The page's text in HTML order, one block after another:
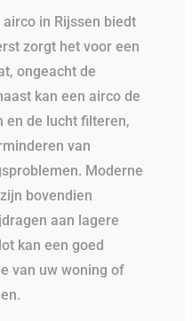
in Rijssen biedt
zorgt het voor een
ongeacht de
kan een airco de
en de lucht filteren,
van
Moderne
bovendien
aan lagere
kan een goed
van uw woning of